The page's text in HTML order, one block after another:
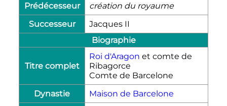
Prédécesseur
création du royaume
Successeur
Jacques II
Biographie
Titre complet
Roi d'Aragon et comte de
Ribagorce
Comte de Barcelone
Dynastie
Maison de Barcelone